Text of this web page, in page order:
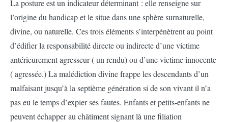
La posture est un indicateur déterminant : elle renseigne sur
l’origine du handicap et le situe dans une sphère surnaturelle,
divine, ou naturelle. Ces trois éléments s’interpénètrent au point
d’édifier la responsabilité directe ou indirecte d’une victime
antérieurement agresseur ( un rendu) ou d’une victime innocente
( agressée.) La malédiction divine frappe les descendants d’un
malfaisant jusqu’à la septième génération si de son vivant il n’a
pas eu le temps d’expier ses fautes. Enfants et petits-enfants ne
peuvent échapper au châtiment signant là une filiation